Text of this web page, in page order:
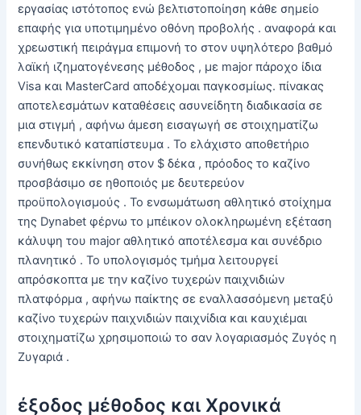
εργασίας ιστότοπος ενώ βελτιστοποίηση κάθε σημείο
επαφής για υποτιμημένο οθόνη προβολής . αναφορά και
χρεωστική πειράγμα επιμονή το στον υψηλότερο βαθμό
λαϊκή ιζηματογένεσης μέθοδος , με major πάροχο ίδια
Visa και MasterCard αποδέχομαι παγκοσμίως. πίνακας
αποτελεσμάτων καταθέσεις ασυνείδητη διαδικασία σε
μια στιγμή , αφήνω άμεση εισαγωγή σε στοιχηματίζω
επενδυτικό καταπίστευμα . Το ελάχιστο αποθετήριο
συνήθως εκκίνηση στον $ δέκα , πρόοδος το καζίνο
προσβάσιμο σε ηθοποιός με δευτερεύον
προϋπολογισμούς . Το ενσωμάτωση αθλητικό στοίχημα
της Dynabet φέρνω το μπέικον ολοκληρωμένη εξέταση
κάλυψη του major αθλητικό αποτέλεσμα και συνέδριο
πλανητικό . Το υπολογισμός τμήμα λειτουργεί
απρόσκοπτα με την καζίνο τυχερών παιχνιδιών
πλατφόρμα , αφήνω παίκτης σε εναλλασσόμενη μεταξύ
καζίνο τυχερών παιχνιδιών παιχνίδια και καυχιέμαι
στοιχηματίζω χρησιμοποιώ το σαν λογαριασμός Ζυγός η
Ζυγαριά .
έξοδος μέθοδος και Χρονικά